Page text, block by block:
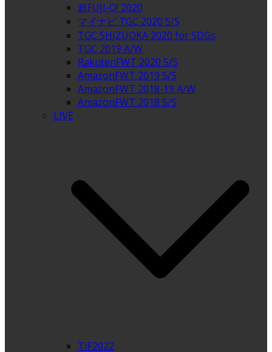
超FUJI-Q! 2020
マイナビ TGC 2020 S/S
TGC SHIZUOKA 2020 for SDGs
TGC 2019 A/W
RakutenFWT 2020 S/S
AmazonFWT 2019 S/S
AmazonFWT 2018-19 A/W
AmazonFWT 2018 S/S
LIVE
TIF2022